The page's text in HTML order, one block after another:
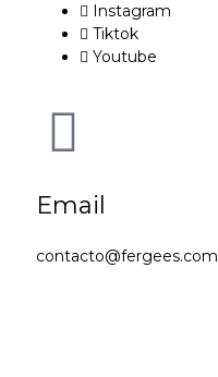
Instagram
Tiktok
Youtube
Email
contacto@fergees.com